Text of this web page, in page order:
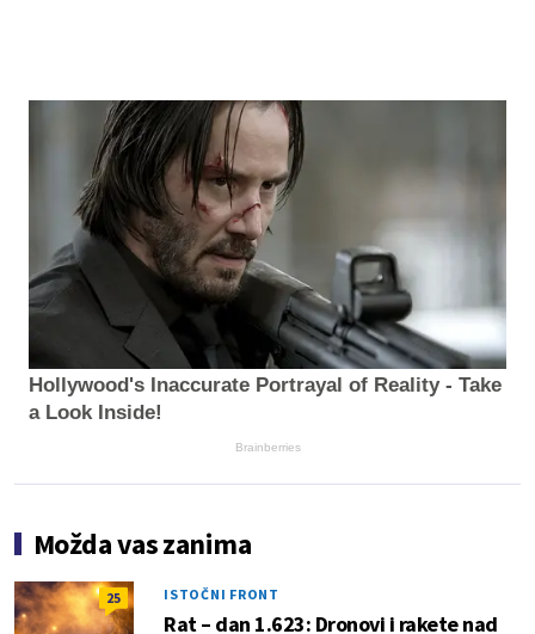
Hollywood's Inaccurate Portrayal of Reality - Take
a Look Inside!
Brainberries
Možda vas zanima
25 ISTOČNI FRONT
Rat – dan 1.623: Dronovi i rakete nad